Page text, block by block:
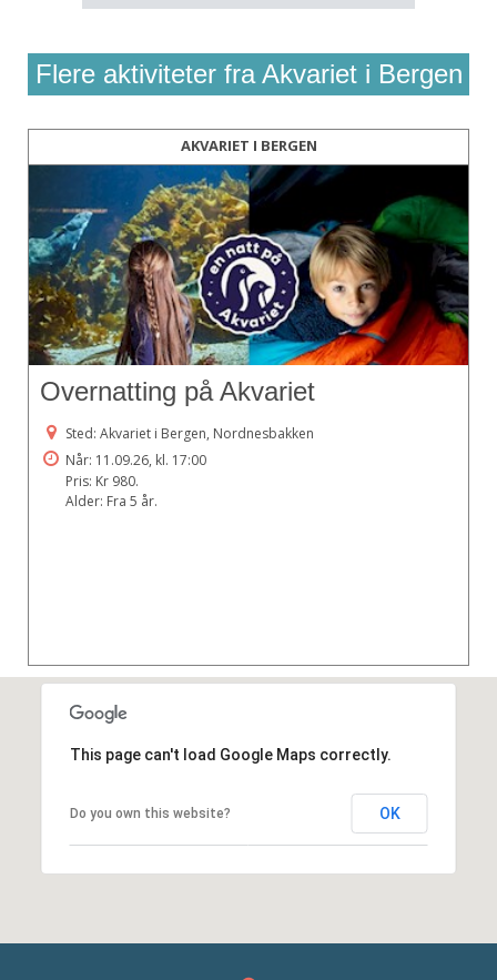
Flere aktiviteter fra Akvariet i Bergen
AKVARIET I BERGEN
Overnatting på Akvariet
Sted: Akvariet i Bergen, Nordnesbakken
Når: 11.09.26, kl. 17:00
Pris: Kr 980.
Alder: Fra 5 år.
This page can't load Google Maps correctly.
Do you own this website? OK